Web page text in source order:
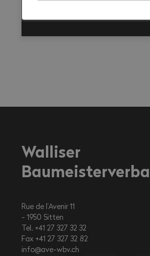
Walliser
Rue de l’Avenir 11
1950 Sitten
Tel. +41 27 327 32 32
Fax +41 27 327 32 82
info@ave-wbv.ch